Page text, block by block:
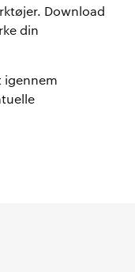
Download
din
igennem